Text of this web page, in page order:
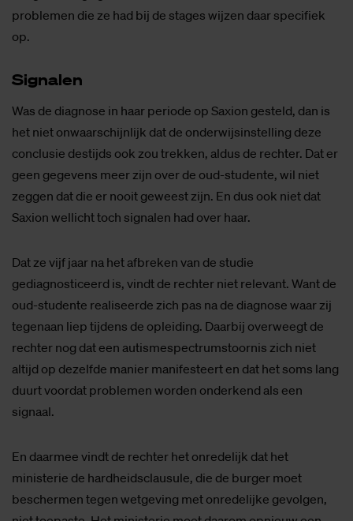
problemen die ze had bij de stages wijzen daar specifiek
op.
Sig­na­len
Was de diagnose in haar periode op Saxion gesteld, dan is
het niet onwaarschijnlijk dat de onderwijsinstelling deze
conclusie destijds ook zou trekken, aldus de rechter. Dat er
geen gegevens meer zijn over de oud-studente, wil niet
zeggen dat die er nooit geweest zijn. En dus ook niet dat
Saxion wellicht toch signalen had over haar.
Dat ze vijf jaar na het afbreken van de studie
gediagnosticeerd is, vindt de rechter niet relevant. Want de
oud-studente realiseerde zich pas na de diagnose waar zij
tegenaan liep tijdens de opleiding. Daarbij overweegt de
rechter nog dat een autismespectrumstoornis zich niet
altijd op dezelfde manier manifesteert en dat het soms lang
duurt voordat problemen worden onderkend als een
signaal.
En daarmee vindt de rechter het onredelijk dat het
ministerie de hardheidsclausule, die de burger moet
beschermen tegen wetgeving met onredelijke gevolgen,